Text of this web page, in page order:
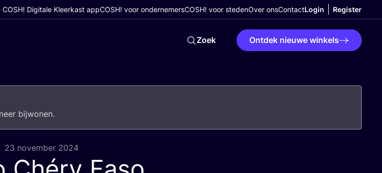
COSH! Digitale Kleerkast appCOSH! voor ondernemersCOSH! voor stedenOver onsContactLogin Register
Zoek Ontdek nieuwe winkels
bijwonen.
23 november 2024